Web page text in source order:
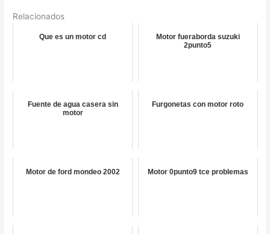
Relacionados
Que es un motor cd
Motor fueraborda suzuki
2punto5
Fuente de agua casera sin
motor
Furgonetas con motor roto
Motor de ford mondeo 2002 Motor 0punto9 tce problemas